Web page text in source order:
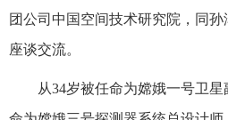
团公司中国空间技术研究院，同
座谈交流。
从34岁被任命为嫦娥一号卫